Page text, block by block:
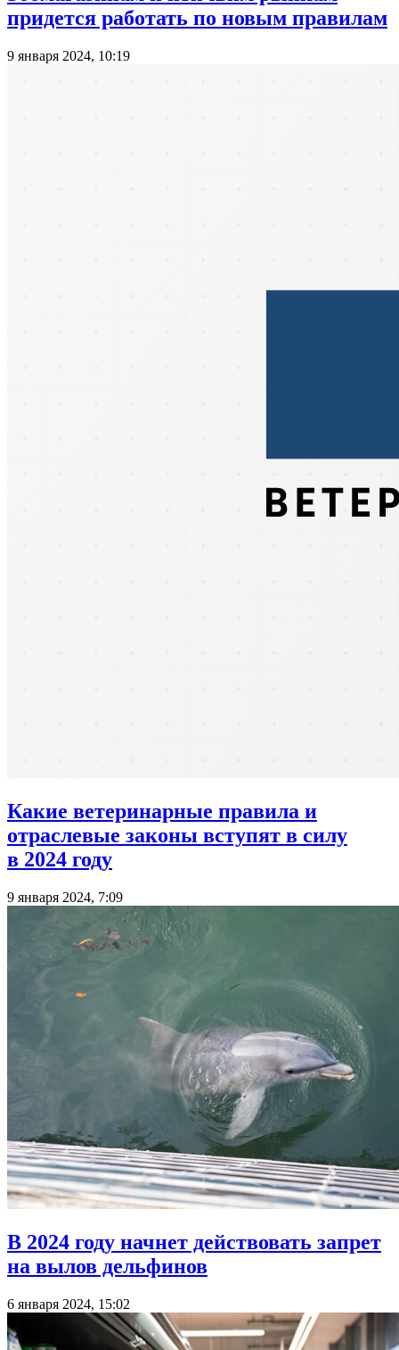
придется работать по новым правилам
9 января 2024, 10:19
Какие ветеринарные правила и
отраслевые законы вступят в силу
в 2024 году
9 января 2024, 7:09
В 2024 году начнет действовать запрет
на вылов дельфинов
6 января 2024, 15:02